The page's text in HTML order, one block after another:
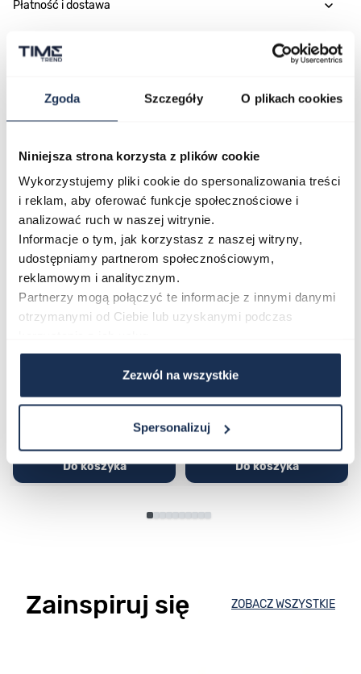
Zgoda Szczegóły O plikach cookies
Niniejsza strona korzysta z plików cookie
Wykorzystujemy pliki cookie do spersonalizowania treści
i reklam, aby oferować funkcje społecznościowe i
analizować ruch w naszej witrynie.
Informacje o tym, jak korzystasz z naszej witryny,
udostępniamy partnerom społecznościowym,
reklamowym i analitycznym.
Partnerzy mogą połączyć te informacje z innymi danymi
otrzymanymi od Ciebie lub uzyskanymi podczas
Zezwól na wszystkie
Spersonalizuj
Płatność i dostawa
Najczęściej kupowane
Poruszanie się po elementach karuzeli jest możliwe za pomocą
Naciśnij, aby pominąć karuzelę
Naciśnij, aby przejść do nawigacji karuzeli
CASIO Sport AE-1200WHD-
03362600
Do koszyka
Casio Sport AQ-230GA-
03311457
296,00 zł
Do koszyka
Zainspiruj się ZOBACZ WSZYSTKIE